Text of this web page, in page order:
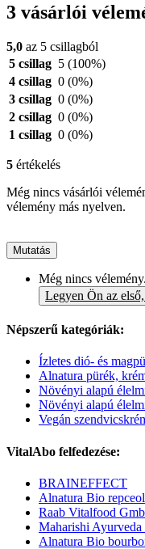
3 vásárlói
5,0 az 5 csillagból
5 csillag 5 (100%)
4 csillag 0 (0%)
3 csillag 0 (0%)
2 csillag 0 (0%)
1 csillag 0 (0%)
5 értékelés
Még nincs vásárlói
vélemény más nyelven.
Mutatás
Még nincs vélemény.
Legyen Ön az
Népszerű kategóriák:
Ízletes dió- és
Alnatura pürék,
Növényi alapú
Növényi alapú
Vegán
VitalAbo felfedezése:
BRAINEFFECT
Alnatura Bio
Raab Vitalfood
Maharishi
Alnatura Bio